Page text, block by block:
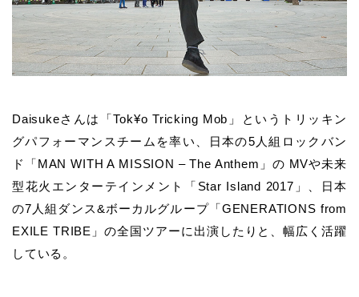
Daisukeさんは「Tok¥o Tricking Mob」というトリッキン
グパフォーマンスチームを率い、日本の5人組ロックバン
ド「MAN WITH A MISSION – The Anthem」の MVや未来
型花火エンターテインメント「Star Island 2017」、日本
の7人組ダンス&ボーカルグループ「GENERATIONS from
EXILE TRIBE」の全国ツアーに出演したりと、幅広く活躍
している。